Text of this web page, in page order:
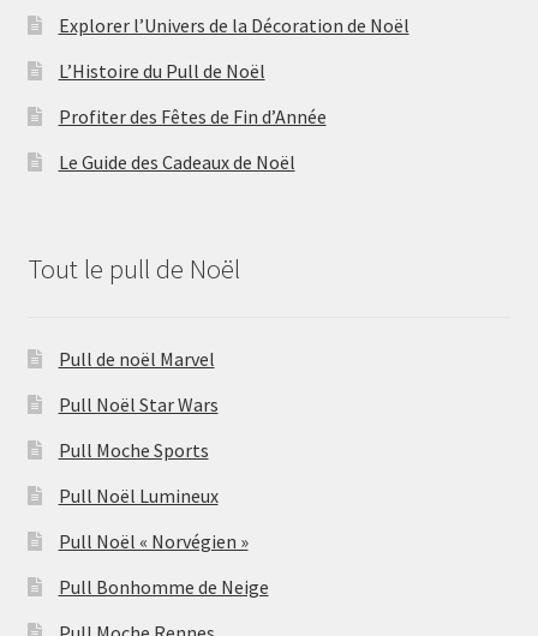
Explorer l’Univers de la Décoration de Noël
L’Histoire du Pull de Noël
Profiter des Fêtes de Fin d’Année
Le Guide des Cadeaux de Noël
Tout le pull de Noël
Pull de noël Marvel
Pull Noël Star Wars
Pull Moche Sports
Pull Noël Lumineux
Pull Noël « Norvégien »
Pull Bonhomme de Neige